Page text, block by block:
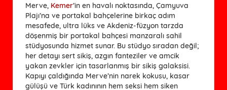
Merve, Kemer’in en havalı noktasında, Çamyuva
Plajı’na ve portakal bahçelerine birkaç adım
mesafede, ultra lüks ve Akdeniz-füzyon tarzda
döşenmiş bir portakal bahçesi manzaralı sahil
stüdyosunda hizmet sunar. Bu stüdyo sıradan değil;
her detayı sert sikiş, azgın fanteziler ve amcik
yakan zevkler için tasarlanmış bir sikiş galaksisi.
Kapıyı çaldığında Merve’nin narek kokusu, kasar
gülüşü ve Türk kadınının hem seksi hem siken